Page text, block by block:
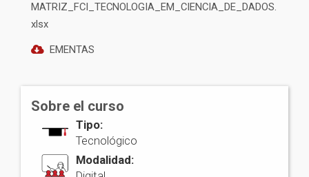
MATRIZ_FCI_TECNOLOGIA_EM_CIENCIA_DE_DADOS.
xlsx
EMENTAS
Sobre el curso
Tipo:
Tecnológico
Modalidad: